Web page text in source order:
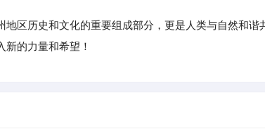
地区历史和文化的重要组成部分，更是人类与自然和谐
新的力量和希望！